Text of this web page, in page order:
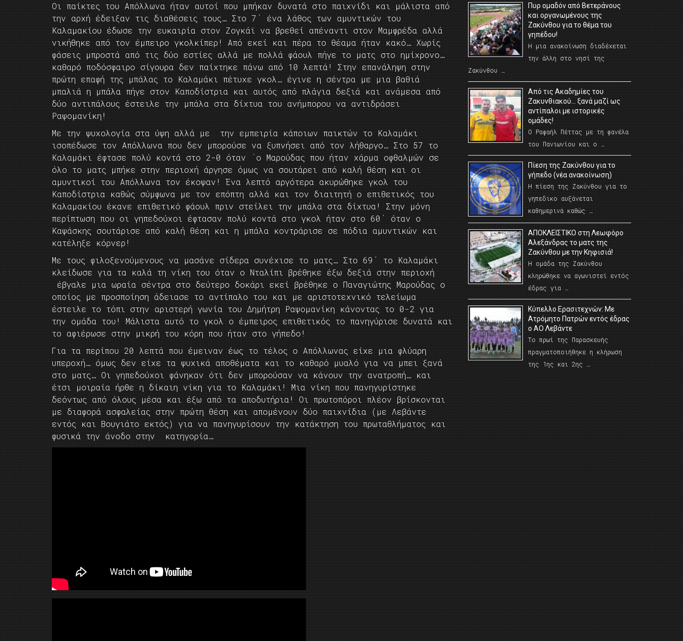
Οι παίκτες του Απόλλωνα ήταν αυτοί που μπήκαν δυνατά στο παιχνίδι και μάλιστα από
την αρχή έδειξαν τις διαθέσεις τους… Στο 7΄ ένα λάθος των αμυντικών του
Καλαμακίου έδωσε την ευκαιρία στον Ζογκάϊ να βρεθεί απέναντι στον Μαμφρέδα αλλά
νικήθηκε από τον έμπειρο γκολκίπερ! Από εκεί και πέρα το θέαμα ήταν κακό… Χωρίς
φάσεις μπροστά από τις δύο εστίες αλλά με πολλά φάουλ πήγε το ματς στο ημίχρονο…
καθαρό ποδόσφαιρο σίγουρα δεν παίχτηκε πάνω από 10 λεπτά! Στην επανάληψη στην
πρώτη επαφή της μπάλας το Καλαμάκι πέτυχε γκολ… έγινε η σέντρα με μια βαθιά
μπαλιά η μπάλα πήγε στον Καποδίστρια και αυτός από πλάγια δεξιά και ανάμεσα από
δύο αντιπάλους έστειλε την μπάλα στα δίχτυα του ανήμπορου να αντιδράσει
Ραψομανίκη!
Με την ψυχολογία στα ύψη αλλά με την εμπειρία κάποιων παικτών το Καλαμάκι
ισοπέδωσε τον Απόλλωνα που δεν μπορούσε να ξυπνήσει από τον λήθαργο… Στο 57 το
Καλαμάκι έφτασε πολύ κοντά στο 2-0 όταν ΄ο Μαρούδας που ήταν χάρμα οφθαλμών σε
όλο το ματς μπήκε στην περιοχή άργησε όμως να σουτάρει από καλή θέση και οι
αμυντικοί του Απόλλωνα τον έκοψαν! Ένα λεπτό αργότερα ακυρώθηκε γκολ του
Καποδίστρια καθώς σύμφωνα με τον επόπτη αλλά και τον διαιτητή ο επιθετικός του
Καλαμακίου έκανε επιθετικό φάουλ πριν στείλει την μπάλα στα δίχτυα! Στην μόνη
περίπτωση που οι γηπεδούχοι έφτασαν πολύ κοντά στο γκολ ήταν στο 60΄ όταν ο
Καψάσκης σουτάρισε από καλή θέση και η μπάλα κοντράρισε σε πόδια αμυντικών και
κατέληξε κόρνερ!
Με τους φιλοξενούμενους να μασάνε σίδερα συνέχισε το ματς… Στο 69΄ το Καλαμάκι
κλείδωσε για τα καλά τη νίκη του όταν ο Νταλίπι βρέθηκε έξω δεξιά στην περιοχή
έβγαλε μια ωραία σέντρα στο δεύτερο δοκάρι εκεί βρέθηκε ο Παναγιώτης Μαρούδας ο
οποίος με προσποίηση άδειασε το αντίπαλο του και με αριστοτεχνικό τελείωμα
έστειλε το τόπι στην αριστερή γωνία του Δημήτρη Ραψομανίκη κάνοντας το 0-2 για
την ομάδα του! Μάλιστα αυτό το γκολ ο έμπειρος επιθετικός το πανηγύρισε δυνατά και
το αφιέρωσε στην μικρή του κόρη που ήταν στο γήπεδο!
Για τα περίπου 20 λεπτά που έμειναν έως το τέλος ο Απόλλωνας είχε μια φλύαρη
υπεροχή… όμως δεν είχε τα ψυχικά αποθέματα και το καθαρό μυαλό για να μπει ξανά
στο ματς… Οι γηπεδούχοι φάνηκαν ότι δεν μπορούσαν να κάνουν την ανατροπή… και
έτσι μοιραία ήρθε η δίκαιη νίκη για το Καλαμάκι! Μια νίκη που πανηγυρίστηκε
δεόντως από όλους μέσα και έξω από τα αποδυτήρια! Οι πρωτοπόροι πλέον βρίσκονται
με διαφορά ασφαλείας στην πρώτη θέση και απομένουν δύο παιχνίδια (με Λεβάντε
εντός και Βουγιάτο εκτός) για να πανηγυρίσουν την κατάκτηση του πρωταθλήματος και
φυσικά την άνοδο στην κατηγορία…
Πυρ ομαδόν από Βετεράνους
και οργανωμένους της
Ζακύνθου για το θέμα του
γηπέδου!
Η μια ανακοίνωση διαδέχεται
την άλλη στο νησί της
Ζακύνθου …
Από τις Ακαδημίες του
Ζακυνθιακού… ξανά μαζί ως
αντίπαλοι με ιστορικές
ομάδες!
Ο Ραφαήλ Πέττας με τη φανέλα
του Πανιωνίου και ο …
Πίεση της Ζακύνθου για το
γήπεδο (νέα ανακοίνωση)
Η πίεση της Ζακύνθου για το
γηπεδικο αυξάνεται
καθημερινά καθώς …
AΠΟΚΛΕΙΣΤΙΚΟ στη Λεωφόρο
Αλεξάνδρας το ματς της
Ζακύνθου με την Κηφισιά!
Η ομάδα της Ζακύνθου
κληρώθηκε να αγωνιστεί εντός
έδρας για …
Κύπελλο Ερασιτεχνών: Με
Ατρόμητο Πατρών εντός έδρας
ο ΑΟ Λεβάντε
Το πρωί της Παρασκευής
πραγματοποιήθηκε η κλήρωση
της 1ης και 2ης …